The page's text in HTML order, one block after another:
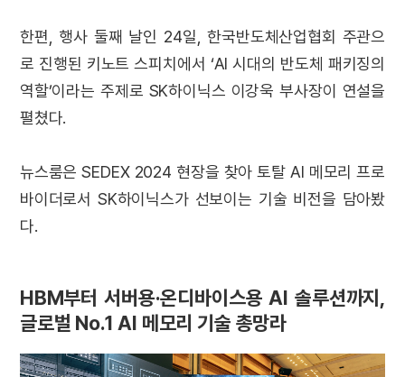
한편, 행사 둘째 날인 24일, 한국반도체산업협회 주관으
로 진행된 키노트 스피치에서 ‘AI 시대의 반도체 패키징의
역할’이라는 주제로 SK하이닉스 이강욱 부사장이 연설을
펼쳤다.
뉴스룸은 SEDEX 2024 현장을 찾아 토탈 AI 메모리 프로
바이더로서 SK하이닉스가 선보이는 기술 비전을 담아봤
다.
HBM부터 서버용·온디바이스용 AI 솔루션까지,
글로벌 No.1 AI 메모리 기술 총망라